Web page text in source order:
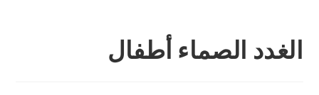
الغدد الصماء أطفال